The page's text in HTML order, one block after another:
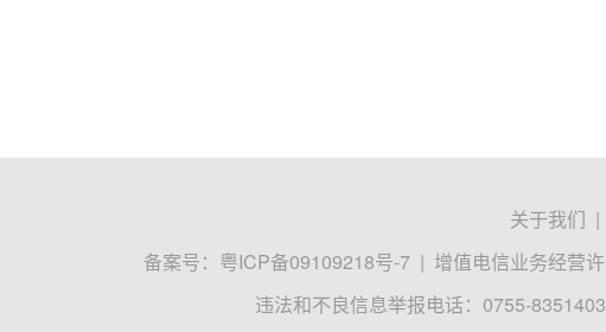
关于我们 |
备案号： 粤ICP备09109218号-7 | 增值电信业务经营
违法和不良信息举报电话：0755-